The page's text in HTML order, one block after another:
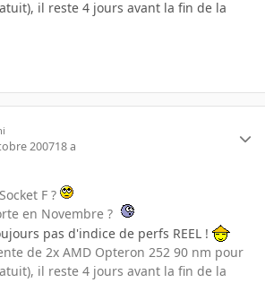
il reste 4 jours avant la fin de la
200718 a
F ?
en Novembre ?
pas d'indice de perfs REEL !
de 2x AMD Opteron 252 90 nm pour
il reste 4 jours avant la fin de la